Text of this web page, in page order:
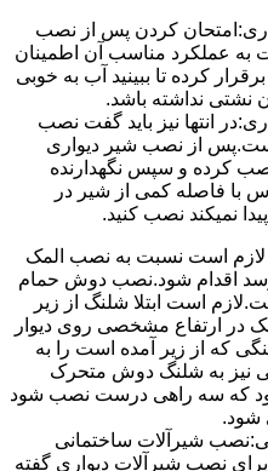
کردن پس از نصب
به عملکرد مناسب آن اطمینان
کرده تا ببینید آب به خوبی
نشتی نداشته باشد.
انتها نیز باید گفت نصب
از نصب شیر دیواری
کرده و سپس نگهدارنده
با فاصله کمی از شیر در
نمیکند نصب کنید.
لازم است نسبت به نصب المک
اقدام شود.نصب دوش حمام
است ابتلا شلنگ از زیر
در ارتفاع مشخصی روی دیوار
که از زیر آمده است را به
نیز به شلنگ دوش متحرک
که سه راهی درست نصب شود
شود.
شیرآلات ساختمانی
نصب شیرآلات دیواری گفته